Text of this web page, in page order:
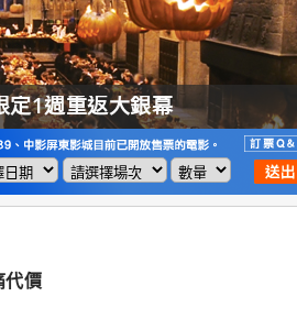
定1週重返大銀幕
代價